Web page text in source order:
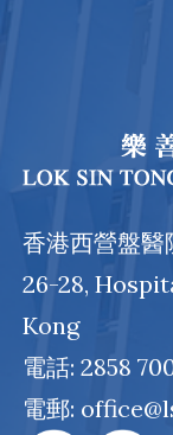
香港西營盤醫
26-28,
Kong
電話: 2858
電郵: